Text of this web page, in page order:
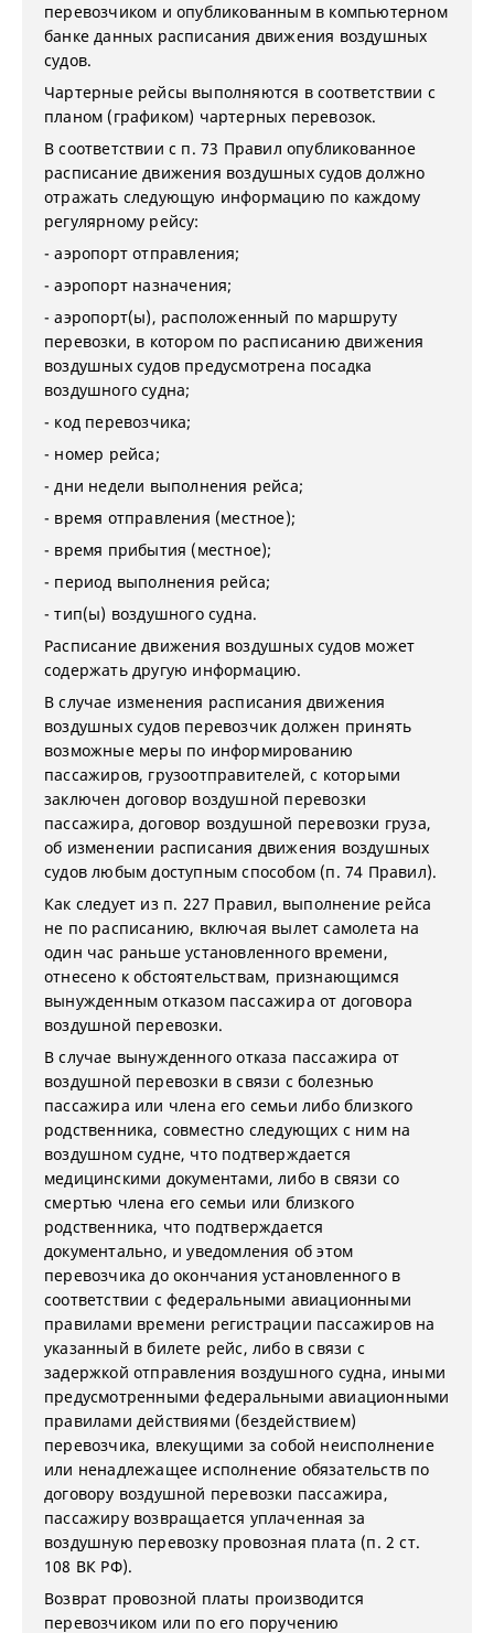
перевозчиком и опубликованным в компьютерном
банке данных расписания движения воздушных
судов.
Чартерные рейсы выполняются в соответствии с
планом (графиком) чартерных перевозок.
В соответствии с п. 73 Правил опубликованное
расписание движения воздушных судов должно
отражать следующую информацию по каждому
регулярному рейсу:
- аэропорт отправления;
- аэропорт назначения;
- аэропорт(ы), расположенный по маршруту
перевозки, в котором по расписанию движения
воздушных судов предусмотрена посадка
воздушного судна;
- код перевозчика;
- номер рейса;
- дни недели выполнения рейса;
- время отправления (местное);
- время прибытия (местное);
- период выполнения рейса;
- тип(ы) воздушного судна.
Расписание движения воздушных судов может
содержать другую информацию.
В случае изменения расписания движения
воздушных судов перевозчик должен принять
возможные меры по информированию
пассажиров, грузоотправителей, с которыми
заключен договор воздушной перевозки
пассажира, договор воздушной перевозки груза,
об изменении расписания движения воздушных
судов любым доступным способом (п. 74 Правил).
Как следует из п. 227 Правил, выполнение рейса
не по расписанию, включая вылет самолета на
один час раньше установленного времени,
отнесено к обстоятельствам, признающимся
вынужденным отказом пассажира от договора
воздушной перевозки.
В случае вынужденного отказа пассажира от
воздушной перевозки в связи с болезнью
пассажира или члена его семьи либо близкого
родственника, совместно следующих с ним на
воздушном судне, что подтверждается
медицинскими документами, либо в связи со
смертью члена его семьи или близкого
родственника, что подтверждается
документально, и уведомления об этом
перевозчика до окончания установленного в
соответствии с федеральными авиационными
правилами времени регистрации пассажиров на
указанный в билете рейс, либо в связи с
задержкой отправления воздушного судна, иными
предусмотренными федеральными авиационными
правилами действиями (бездействием)
перевозчика, влекущими за собой неисполнение
или ненадлежащее исполнение обязательств по
договору воздушной перевозки пассажира,
пассажиру возвращается уплаченная за
воздушную перевозку провозная плата (п. 2 ст.
108 ВК РФ).
Возврат провозной платы производится
перевозчиком или по его поручению